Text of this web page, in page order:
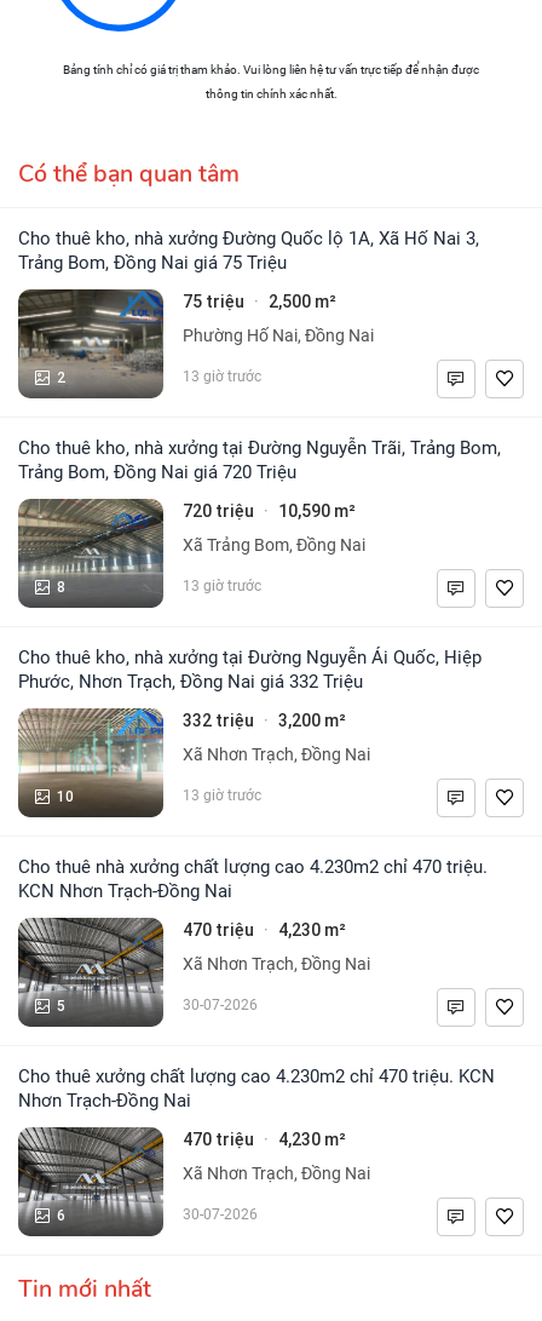
Bảng tính chỉ có giá trị tham khảo. Vui lòng liên hệ tư vấn trực tiếp để nhận được
thông tin chính xác nhất.
Có thể bạn quan tâm
Cho thuê kho, nhà xưởng Đường Quốc lộ 1A, Xã Hố Nai 3,
Trảng Bom, Đồng Nai giá 75 Triệu
2
75 triệu · 2,500 m²
Phường Hố Nai, Đồng Nai
13 giờ trước
Cho thuê kho, nhà xưởng tại Đường Nguyễn Trãi, Trảng Bom,
Trảng Bom, Đồng Nai giá 720 Triệu
8
720 triệu · 10,590 m²
Xã Trảng Bom, Đồng Nai
13 giờ trước
Cho thuê kho, nhà xưởng tại Đường Nguyễn Ái Quốc, Hiệp
Phước, Nhơn Trạch, Đồng Nai giá 332 Triệu
10
332 triệu · 3,200 m²
Xã Nhơn Trạch, Đồng Nai
13 giờ trước
Cho thuê nhà xưởng chất lượng cao 4.230m2 chỉ 470 triệu.
KCN Nhơn Trạch-Đồng Nai
5
470 triệu · 4,230 m²
Xã Nhơn Trạch, Đồng Nai
30-07-2026
Cho thuê xưởng chất lượng cao 4.230m2 chỉ 470 triệu. KCN
Nhơn Trạch-Đồng Nai
6
470 triệu · 4,230 m²
Xã Nhơn Trạch, Đồng Nai
30-07-2026
Tin mới nhất